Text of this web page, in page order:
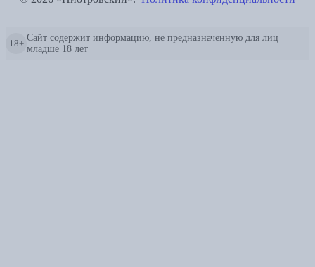
18+
Сайт содержит информацию, не предназначенную для лиц
младше 18 лет